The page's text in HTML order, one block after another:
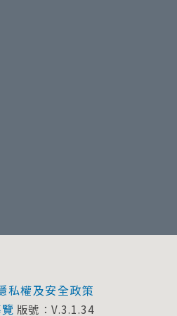
私權及安全政策
版號：V.3.1.34